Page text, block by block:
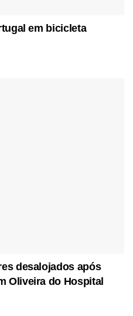
em bicicleta
desalojados após
Oliveira do Hospital